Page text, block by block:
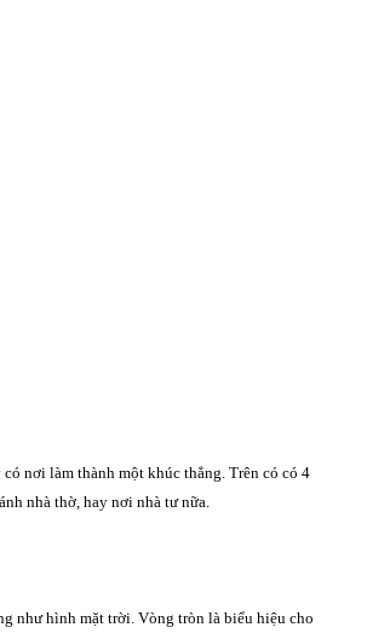
nơi làm thành một khúc thẳng. Trên có có 4
nhà thờ, hay nơi nhà tư nữa.
như hình mặt trời. Vòng tròn là biểu hiệu cho